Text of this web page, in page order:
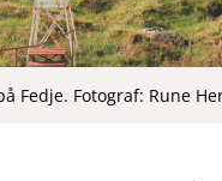
Fedje. Fotograf: Rune